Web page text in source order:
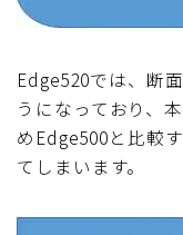
Edge520では、断
うになっており、
めEdge500と比較
てしまいます。